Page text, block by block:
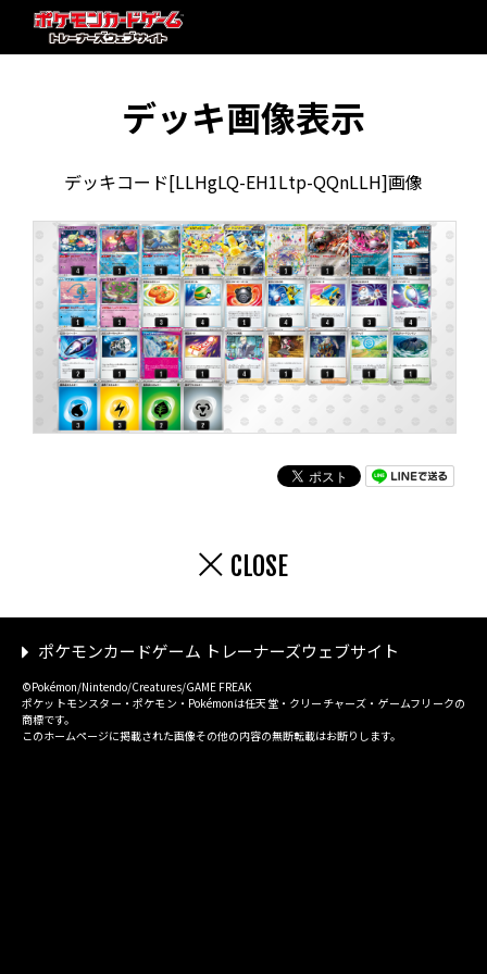
デッキ画像表示
デッキコード[LLHgLQ-EH1Ltp-QQnLLH]画像
CLOSE
ポケモンカードゲーム トレーナーズウェブサイト
©Pokémon/Nintendo/Creatures/GAME FREAK
ポケットモンスター・ポケモン・Pokémonは任天堂・クリーチャーズ・ゲームフリークの
商標です。
このホームページに掲載された画像その他の内容の無断転載はお断りします。